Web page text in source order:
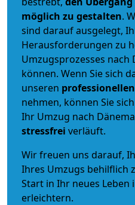
möglich zu gestalten.
sind darauf ausgelegt,
Herausforderungen zu
Umzugsprozesses
können. Wenn Sie sich
unseren
nehmen, können Sie
Ihr Umzug nach
stressfrei verläuft.
Wir freuen uns darauf,
Ihres Umzugs behilflich
Start in Ihr neues Leben
erleichtern.